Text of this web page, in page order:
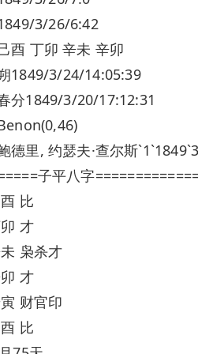
3/26/6:42
酉 丁卯 辛未 辛卯
1849/3/24/14:05:39
分1849/3/20/17:12:31
德里, 约瑟夫·查尔斯
子平八字
比
才
枭杀才
才
财官印
比